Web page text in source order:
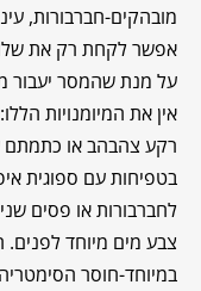
מובהקים-חברבורות,
אפשר לקחת רק את
על מנת שהמסר יעבור
אין את המיומנויות
רקע צהבהב או כתמתם
בטפיחות עם ספוגית
לחברבורות או פסים
צבע מים מיוחד לפנים.
במיוחד-חוסר